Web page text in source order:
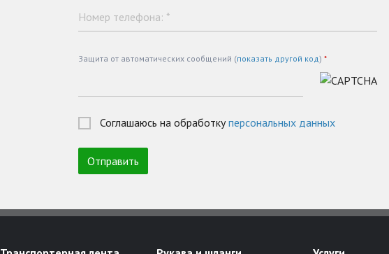
Номер телефона: *
Защита от автоматических сообщений (показать другой код) *
Соглашаюсь на обработкуперсональных данных